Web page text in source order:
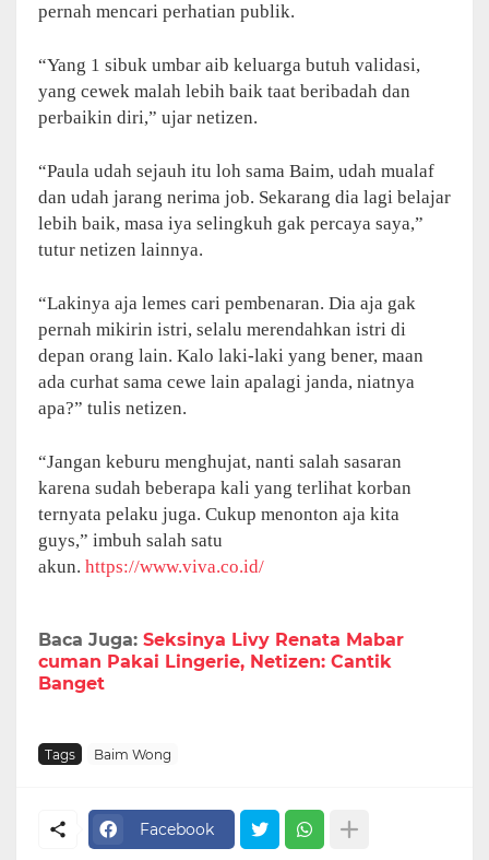
pernah mencari perhatian publik.
“Yang 1 sibuk umbar aib keluarga butuh validasi,
yang cewek malah lebih baik taat beribadah dan
perbaikin diri,” ujar netizen.
“Paula udah sejauh itu loh sama Baim, udah mualaf
dan udah jarang nerima job. Sekarang dia lagi belajar
lebih baik, masa iya selingkuh gak percaya saya,”
tutur netizen lainnya.
“Lakinya aja lemes cari pembenaran. Dia aja gak
pernah mikirin istri, selalu merendahkan istri di
depan orang lain. Kalo laki-laki yang bener, maan
ada curhat sama cewe lain apalagi janda, niatnya
apa?” tulis netizen.
“Jangan keburu menghujat, nanti salah sasaran
karena sudah beberapa kali yang terlihat korban
ternyata pelaku juga. Cukup menonton aja kita
guys,” imbuh salah satu
akun. https://www.viva.co.id/
Baca Juga: Seksinya Livy Renata Mabar
cuman Pakai Lingerie, Netizen: Cantik
Banget
Tags Baim Wong
Facebook